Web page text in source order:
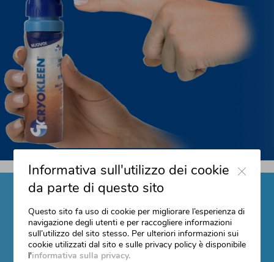
Informativa sull'utilizzo dei cookie
da parte di questo sito
Questo sito fa uso di cookie per migliorare l’esperienza di
navigazione degli utenti e per raccogliere informazioni
sull’utilizzo del sito stesso. Per ulteriori informazioni sui
cookie utilizzati dal sito e sulle privacy policy è disponibile
l'informativa sulla privacy.